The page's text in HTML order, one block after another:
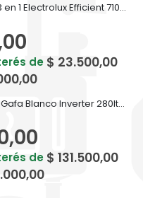
Miniprocesadora 3 en 1 Electrolux Efficient 710ml EFP500
de $ 23.500,00
Freezer Horizontal Gafa Blanco Inverter 280lts FGHI300B-L
de $ 131.500,00